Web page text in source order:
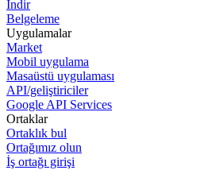
İndir
Belgeleme
Uygulamalar
Market
Mobil uygulama
Masaüstü uygulaması
API/geliştiriciler
Google API Services
Ortaklar
Ortaklık bul
Ortağımız olun
İş ortağı girişi